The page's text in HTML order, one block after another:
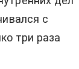
с
три раза